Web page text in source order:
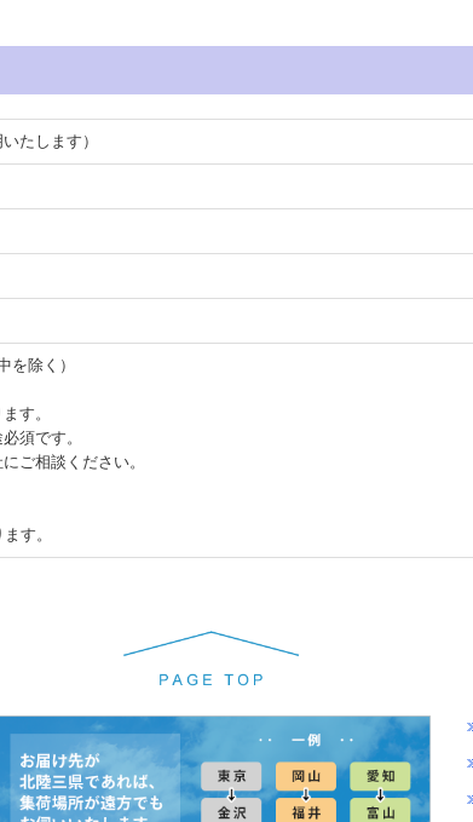
たします）
除く）
す。
須です。
ご相談ください。
す。